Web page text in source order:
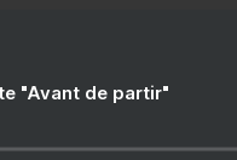
"Avant de partir"